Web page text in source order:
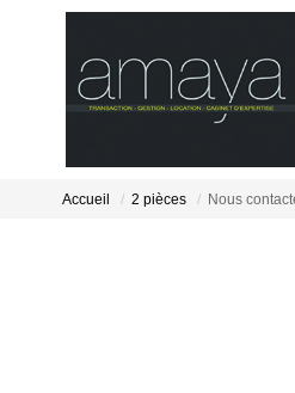
Accueil 2 pièces Nous